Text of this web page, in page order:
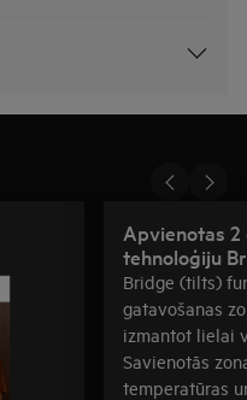
Apvienotas 2
tehnoloģiju
Bridge (tilts)
gatavošanas
izmantot lielai
Savienotās
temperatūras